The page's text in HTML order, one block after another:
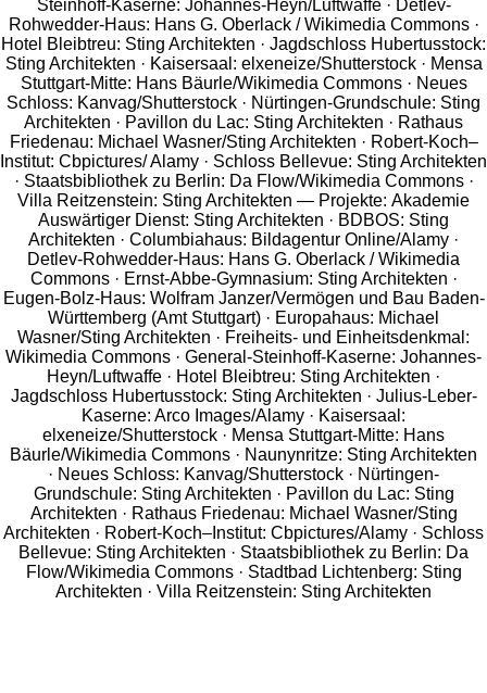
Steinhoff-Kaserne: Johannes-Heyn/Luftwaffe · Detlev-
Rohwedder-Haus: Hans G. Oberlack / Wikimedia Commons ·
Hotel Bleibtreu: Sting Architekten · Jagdschloss Hubertusstock:
Sting Architekten · Kaisersaal: elxeneize/Shutterstock · Mensa
Stuttgart-Mitte: Hans Bäurle/Wikimedia Commons · Neues
Schloss: Kanvag/Shutterstock · Nürtingen-Grundschule: Sting
Architekten · Pavillon du Lac: Sting Architekten · Rathaus
Friedenau: Michael Wasner/Sting Architekten · Robert-Koch–
Institut: Cbpictures/ Alamy · Schloss Bellevue: Sting Architekten
· Staatsbibliothek zu Berlin: Da Flow/Wikimedia Commons ·
Villa Reitzenstein: Sting Architekten — Projekte: Akademie
Auswärtiger Dienst: Sting Architekten · BDBOS: Sting
Architekten · Columbiahaus: Bildagentur Online/Alamy ·
Detlev-Rohwedder-Haus: Hans G. Oberlack / Wikimedia
Commons · Ernst-Abbe-Gymnasium: Sting Architekten ·
Eugen-Bolz-Haus: Wolfram Janzer/Vermögen und Bau Baden-
Württemberg (Amt Stuttgart) · Europahaus: Michael
Wasner/Sting Architekten · Freiheits- und Einheitsdenkmal:
Wikimedia Commons · General-Steinhoff-Kaserne: Johannes-
Heyn/Luftwaffe · Hotel Bleibtreu: Sting Architekten ·
Jagdschloss Hubertusstock: Sting Architekten · Julius-Leber-
Kaserne: Arco Images/Alamy · Kaisersaal:
elxeneize/Shutterstock · Mensa Stuttgart-Mitte: Hans
Bäurle/Wikimedia Commons · Naunynritze: Sting Architekten
· Neues Schloss: Kanvag/Shutterstock · Nürtingen-
Grundschule: Sting Architekten · Pavillon du Lac: Sting
Architekten · Rathaus Friedenau: Michael Wasner/Sting
Architekten · Robert-Koch–Institut: Cbpictures/Alamy · Schloss
Bellevue: Sting Architekten · Staatsbibliothek zu Berlin: Da
Flow/Wikimedia Commons · Stadtbad Lichtenberg: Sting
Architekten · Villa Reitzenstein: Sting Architekten